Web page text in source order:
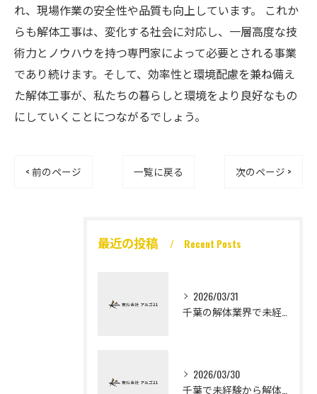
れ、現場作業の安全性や品質も向上しています。 これか
らも解体工事は、変化する社会に対応し、一層高度な技
術力とノウハウを持つ専門家によって必要とされる事業
であり続けます。そして、効率性と環境配慮を兼ね備え
た解体工事が、私たちの暮らしと環境をより良好なもの
にしていくことにつながるでしょう。
< 前のページ 一覧に戻る 次のページ >
最近の投稿 Recent Posts
2026/03/31
2026/03/30